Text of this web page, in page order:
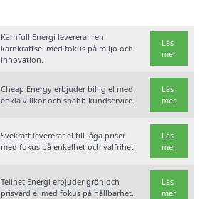
Kärnfull Energi levererar ren
kärnkraftsel med fokus på miljö och
innovation.
Läs
mer
Cheap Energy erbjuder billig el med
enkla villkor och snabb kundservice.
Läs
mer
Svekraft levererar el till låga priser
med fokus på enkelhet och valfrihet.
Läs
mer
Telinet Energi erbjuder grön och
prisvärd el med fokus på hållbarhet.
Läs
mer